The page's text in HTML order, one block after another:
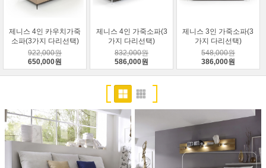
제니스 4인 카우치가죽
소파(3가지 다리선택)
922,000원
650,000원
제니스 4인 가죽소파(3
가지 다리선택)
832,000원
586,000원
제니스 3인 가죽소파(3
가지 다리선택)
548,000원
386,000원